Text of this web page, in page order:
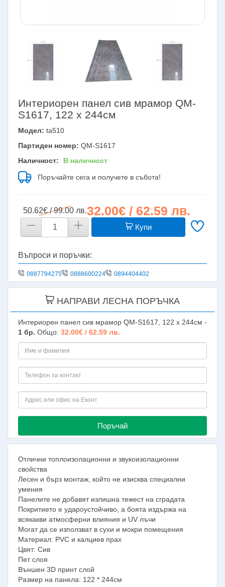
Интериорен панел сив мрамор QM-
S1617, 122 х 244см
Модел: ta510
Партиден номер: QM-S1617
Наличност:
В наличност
Поръчайте сега и получете в събота!
50.62€ / 99.00 лв.32.00€ / 62.59 лв.
Купи
Въпроси и поръчки:
0887794275 0888600224 0894404402
НАПРАВИ ЛЕСНА ПОРЪЧКА
Интериорен панел сив мрамор QM-S1617, 122 х 244см -
1 бр. Общо: 32.00€ / 62.59 лв.
Поръчай
Oтлични топлоизолационни и звукоизолационни
свойства
Лесен и бърз монтаж, който не изисква специални
умения
Панелите не добавят излишна тежест на сградата
Покритието е удароустойчиво, а боята издържа на
всякакви атмосферни влияния и UV лъчи
Могат да се използват в сухи и мокри помещения
Материал: PVC и калциев прах
Цвят: Сив
Пет слоя
Външен 3D принт слой
Размер на панела: 122 * 244см